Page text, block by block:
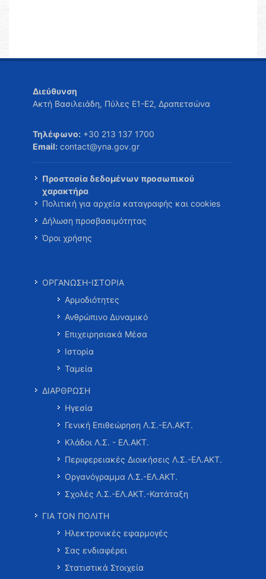
Διεύθυνση
Ακτή Βασιλειάδη, Πύλες Ε1-Ε2, Δραπετσώνα
Τηλέφωνο: +30 213 137 1700
Email: contact@yna.gov.gr
Προστασία δεδομένων προσωπικού
χαρακτήρα
Πολιτική για αρχεία καταγραφής και cookies
Δήλωση προσβασιμότητας
Όροι χρήσης
ΟΡΓΑΝΩΣΗ-ΙΣΤΟΡΙΑ
Αρμοδιότητες
Ανθρώπινο Δυναμικό
Επιχειρησιακά Μέσα
Ιστορία
Ταμεία
ΔΙΑΡΘΡΩΣΗ
Ηγεσία
Γενική Επιθεώρηση Λ.Σ.-ΕΛ.ΑΚΤ.
Κλάδοι Λ.Σ. - ΕΛ.ΑΚΤ.
Περιφερειακές Διοικήσεις Λ.Σ.-ΕΛ.ΑΚΤ.
Οργανόγραμμα Λ.Σ.-ΕΛ.ΑΚΤ.
Σχολές Λ.Σ.-ΕΛ.ΑΚΤ.-Κατάταξη
ΓΙΑ ΤΟΝ ΠΟΛΙΤΗ
Ηλεκτρονικές εφαρμογές
Σας ενδιαφέρει
Στατιστικά Στοιχεία